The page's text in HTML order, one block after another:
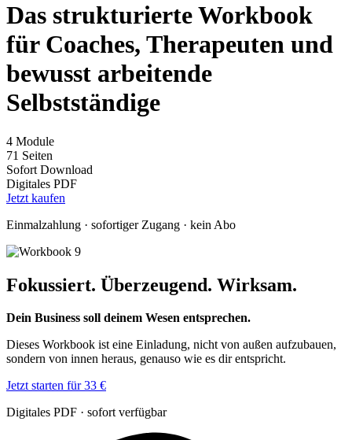
Das strukturierte Workbook
für Coaches, Therapeuten und
bewusst arbeitende
Selbstständige
4 Module
71 Seiten
Sofort Download
Digitales PDF
Jetzt kaufen
Einmalzahlung · sofortiger Zugang · kein Abo
Fokussiert. Überzeugend. Wirksam.
Dein Business soll deinem Wesen entsprechen.
Dieses Workbook ist eine Einladung, nicht von außen aufzubauen,
sondern von innen heraus, genauso wie es dir entspricht.
Jetzt starten für 33 €
Digitales PDF · sofort verfügbar